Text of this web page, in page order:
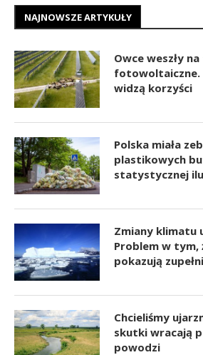
NAJNOWSZE ARTYKUŁY
Owce weszły
fotowoltaiczne.
widzą korzyści
Polska miała
plastikowych
statystycznej
Zmiany klimatu
Problem w tym,
pokazują
Chcieliśmy
skutki wracają
powodzi